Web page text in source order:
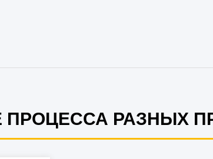
ПРОЦЕССА РАЗНЫХ